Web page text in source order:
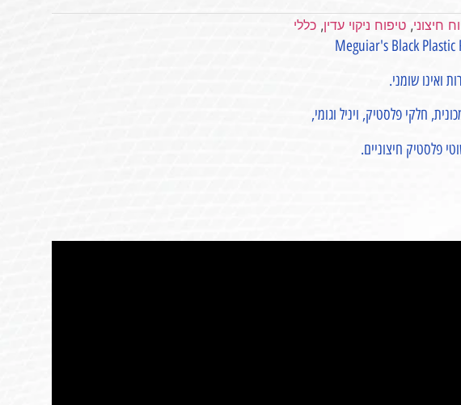
חיצוני, טיפוח ניקוי עדין, כללי
חלקי פלסטיק, ויניל וגומי,
פלסטיק חיצוניים.